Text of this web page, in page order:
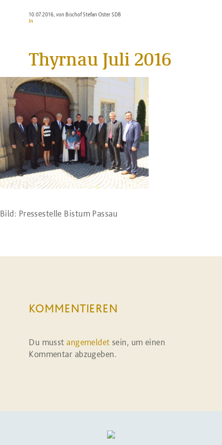
10.07.2016, von Bischof Stefan Oster SDB
In
Thyrnau Juli 2016
Bild: Pressestelle Bistum Passau
KOMMENTIEREN
Du musstangemeldet sein, um einen
Kommentar abzugeben.